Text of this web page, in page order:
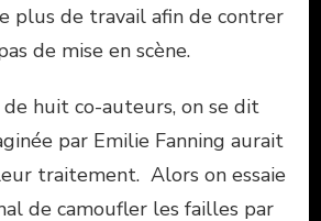
plus de travail afin de contrer
de mise en scène.
de huit co-auteurs, on se dit
par Emilie Fanning aurait
traitement. Alors on essaie
de camoufler les failles par